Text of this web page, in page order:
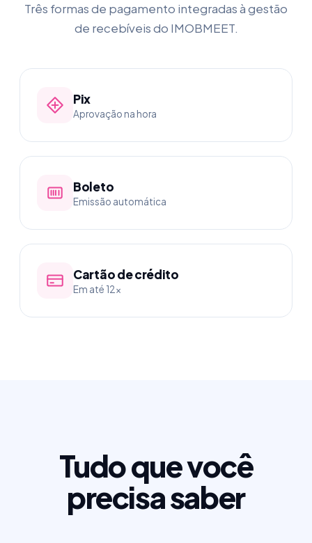
Três formas de pagamento integradas à gestão
de recebíveis do IMOBMEET.
Pix
Aprovação na hora
Boleto
Emissão automática
Cartão de crédito
Em até 12x
Tudo que você
precisa saber